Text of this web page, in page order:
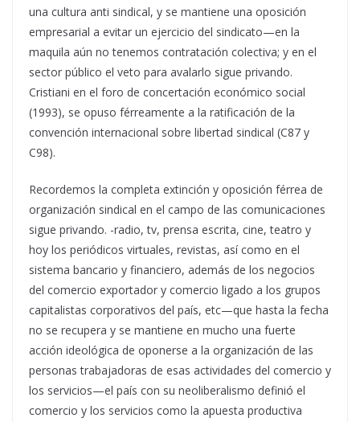
una cultura anti sindical, y se mantiene una oposición
empresarial a evitar un ejercicio del sindicato—en la
maquila aún no tenemos contratación colectiva; y en el
sector público el veto para avalarlo sigue privando.
Cristiani en el foro de concertación económico social
(1993), se opuso férreamente a la ratificación de la
convención internacional sobre libertad sindical (C87 y
C98).
Recordemos la completa extinción y oposición férrea de
organización sindical en el campo de las comunicaciones
sigue privando. -radio, tv, prensa escrita, cine, teatro y
hoy los periódicos virtuales, revistas, así como en el
sistema bancario y financiero, además de los negocios
del comercio exportador y comercio ligado a los grupos
capitalistas corporativos del país, etc—que hasta la fecha
no se recupera y se mantiene en mucho una fuerte
acción ideológica de oponerse a la organización de las
personas trabajadoras de esas actividades del comercio y
los servicios—el país con su neoliberalismo definió el
comercio y los servicios como la apuesta productiva